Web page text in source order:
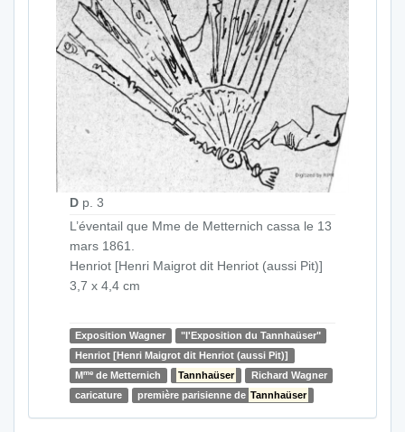
D p. 3
L’éventail que Mme de Metternich cassa le 13
mars 1861.
Henriot [Henri Maigrot dit Henriot (aussi Pit)]
3,7 x 4,4 cm
Exposition Wagner
"l'Exposition du Tannhaüser"
Henriot [Henri Maigrot dit Henriot (aussi Pit)]
Mme de Metternich Tannhaüser
Richard Wagner
caricature
première parisienne de Tannhaüser